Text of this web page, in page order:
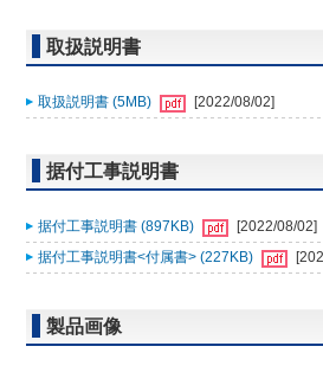
取扱説明書
取扱説明書 (5MB) [2022/08/02]
据付工事説明書
据付工事説明書 (897KB)
[2022/08/02]
据付工事説明書<付属書> (227KB)
製品画像